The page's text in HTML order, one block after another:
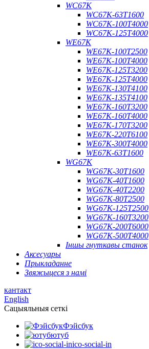
WC67K
WC67K-63T1600
WC67K-100T4000
WC67K-125T4000
WE67K
WE67K-100T2500
WE67K-100T4000
WE67K-125T3200
WE67K-125T4000
WE67K-130T4100
WE67K-135T4100
WE67K-160T3200
WE67K-160T4000
WE67K-170T3200
WE67K-220T6100
WE67K-300T4000
WE67K-63T1600
WG67K
WG67K-30T1600
WG67K-40T1600
WG67K-40T2200
WG67K-80T2500
WG67K-125T2500
WG67K-160T3200
WG67K-200T6000
WG67K-500T4000
Іншы гнуткавы станок
Аксесуары
Прыкладанне
Звяжыцеся з намі
кантакт
English
Сацыяльныя сеткі
Фэйсбук
ютуб
ico-social-in